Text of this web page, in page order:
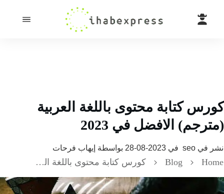
كتابة محتوى باللغة العربية
الافضل في 2023
في seoفي 2023-08-28 بواسطةإيهاب فرحات
Blog كورس كتابة محتوى باللغة العربية (مترجم) الافضل في 2023